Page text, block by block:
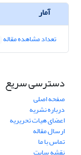
آمار
تعداد مشاهده مقاله
دسترسی سریع
صفحه اصلی
درباره نشریه
اعضای هیات تحریریه
ارسال مقاله
تماس با ما